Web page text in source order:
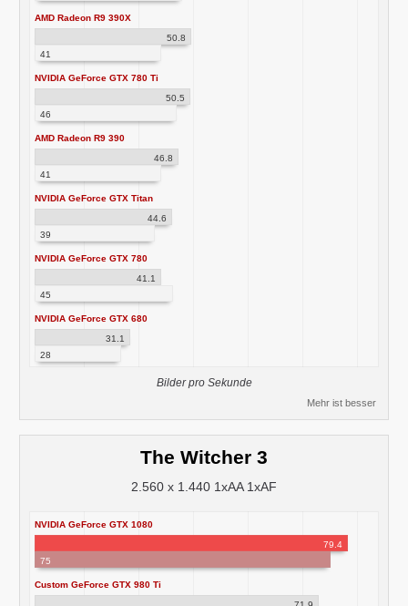
AMD Radeon R9 390X
50.8
41
NVIDIA GeForce GTX 780 Ti
50.5
46
AMD Radeon R9 390
46.8
41
NVIDIA GeForce GTX Titan
44.6
39
NVIDIA GeForce GTX 780
41.1
45
NVIDIA GeForce GTX 680
31.1
28
Bilder pro Sekunde
Mehr ist besser
The Witcher 3
2.560 x 1.440 1xAA 1xAF
NVIDIA GeForce GTX 1080
79.4
75
Custom GeForce GTX 980 Ti